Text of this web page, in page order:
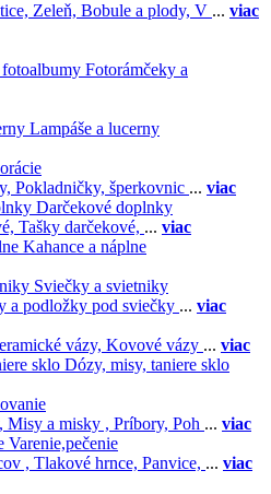
Zeleň, Bobule a plody, V ... viac
Fotorámčeky a
Lampáše a lucerny
Pokladničky, šperkovnic ... viac
Darčekové doplnky
Tašky darčekové, ... viac
Kahance a náplne
Sviečky a svietniky
a podložky pod sviečky ... viac
vázy, Kovové vázy ... viac
Dózy, misy, taniere sklo
Misy a misky , Príbory, Poh ... viac
Varenie,pečenie
, Tlakové hrnce, Panvice, ... viac